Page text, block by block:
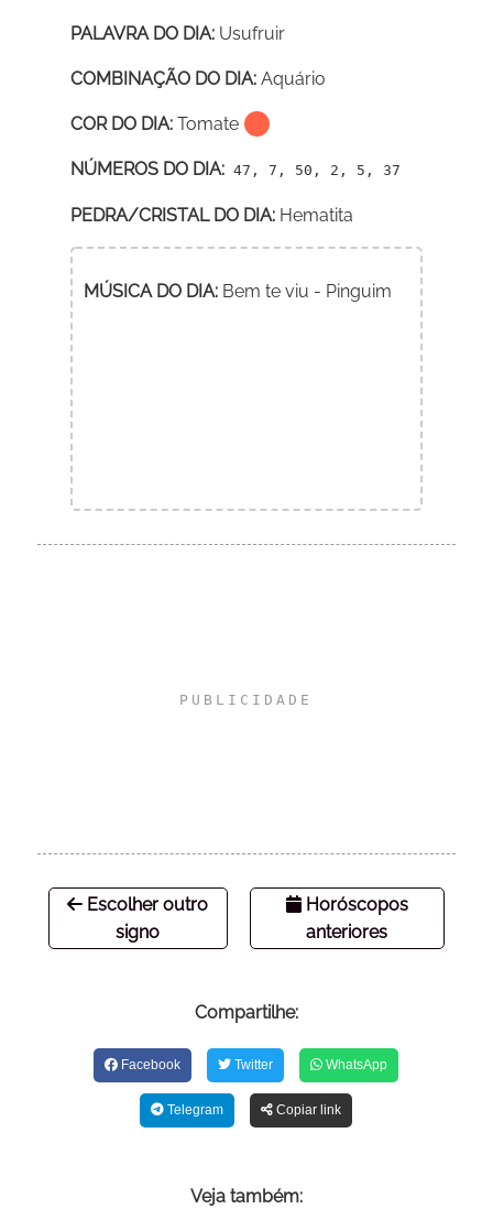
PALAVRA DO DIA: Usufruir
COMBINAÇÃO DO DIA: Aquário
COR DO DIA: Tomate
NÚMEROS DO DIA: 47, 7, 50, 2, 5, 37
PEDRA/CRISTAL DO DIA: Hematita
MÚSICA DO DIA: Bem te viu - Pinguim
Escolher outro
signo
Horóscopos
anteriores
Compartilhe:
Facebook Twitter WhatsApp
Telegram Copiar link
Veja também: